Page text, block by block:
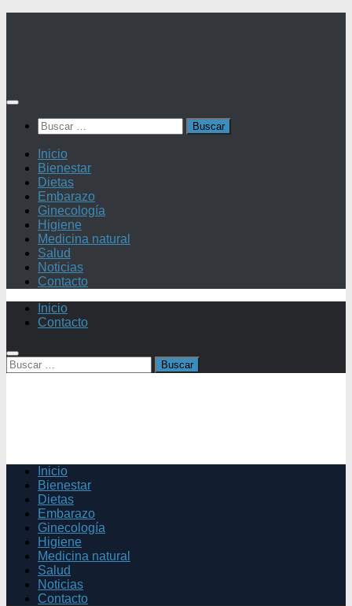
Buscar:
Inicio
Bienestar
Dietas
Embarazo
Ginecología
Higiene
Medicina natural
Salud
Noticias
Contacto
Inicio
Contacto
Buscar:
Inicio
Bienestar
Dietas
Embarazo
Ginecología
Higiene
Medicina natural
Salud
Noticias
Contacto